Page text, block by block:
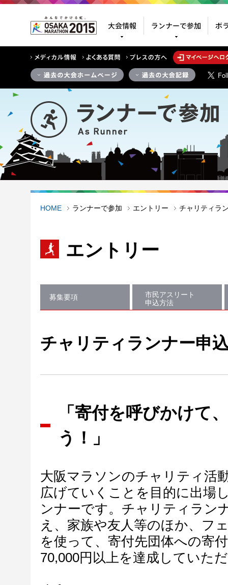
HOME ランナーで参加 エントリー チャリティラ
エントリー
募集要項
市民アスリート
申込方法
チャリティランナー申
「寄付を呼びかけて
う！」
大阪マラソンのチャリティ活
広げていくことを目的に出場
ンナーです。チャリティラン
え、家族や友人等のほか、フ
を使って、寄付先団体への寄
70,000円以上を達成していた